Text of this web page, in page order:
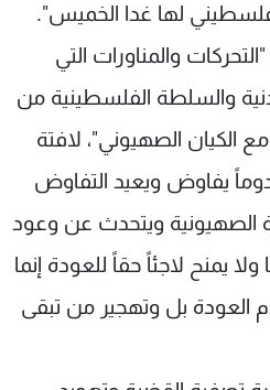
لها غدا الخميس".
والمناورات التي
والسلطة الفلسطينية من
الكيان الصهيوني"، لافتة
يفاوض ويعيد التفاوض
الصهيونية ويتحدث عن وعود
يمنح لاجئاً حقاً للعودة إنما
بل وتهجير من تبقى